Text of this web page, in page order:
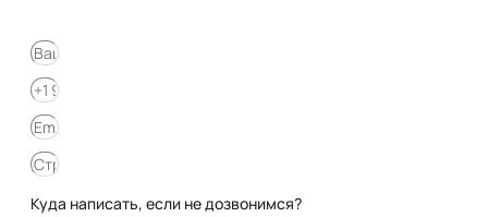
Куда написать, если не дозвонимся?